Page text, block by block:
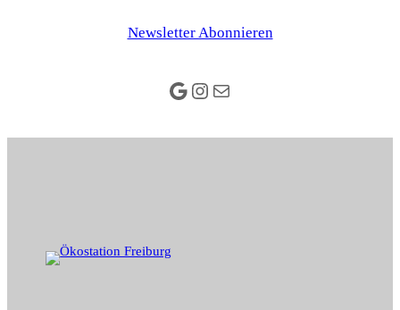
Newsletter Abonnieren
Google
Instagram
E-Mail